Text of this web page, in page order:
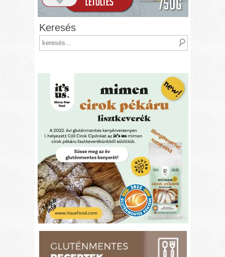
Keresés